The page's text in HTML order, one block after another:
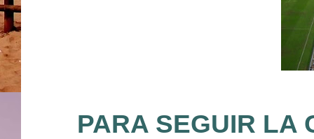
PARA SEGUIR LA